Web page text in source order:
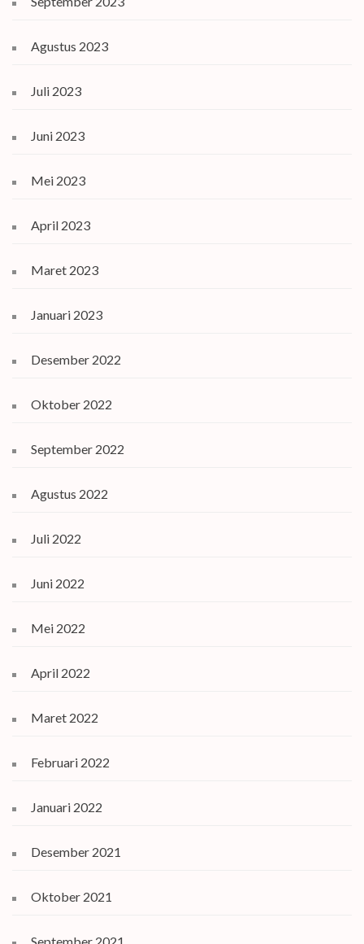
Agustus 2023
Juli 2023
Juni 2023
Mei 2023
April 2023
Maret 2023
Januari 2023
Desember 2022
Oktober 2022
September 2022
Agustus 2022
Juli 2022
Juni 2022
Mei 2022
April 2022
Maret 2022
Februari 2022
Januari 2022
Desember 2021
Oktober 2021